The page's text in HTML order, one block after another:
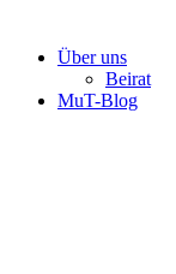
Über uns
Beirat
MuT-Blog